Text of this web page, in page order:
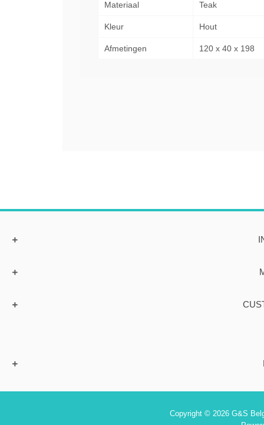
Materiaal Teak
Kleur Hout
Afmetingen 120 x 40 x 198
Copyright © 2026 G&S